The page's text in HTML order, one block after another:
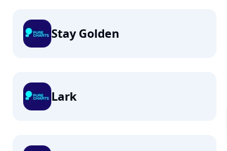
Stay Golden
Lark